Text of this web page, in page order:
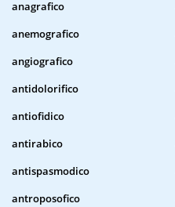
anagrafico
anemografico
angiografico
antidolorifico
antiofidico
antirabico
antispasmodico
antroposofico